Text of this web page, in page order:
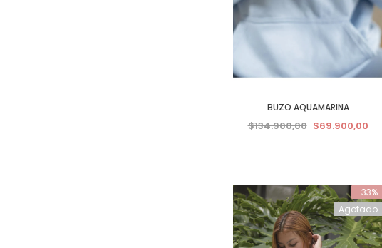
BUZO AQUAMARINA
$134.900,00 $69.900,00
-33%
Agotado